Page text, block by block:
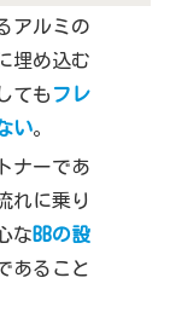
アルミの
埋め込む
ても フレ
い。
ナーであ
れに乗り
なBBの設
あること